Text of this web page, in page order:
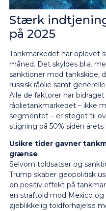
Stærk
på 2025
Tankmarkedet har oplevet
måned. Det skyldes bl.a.
sanktioner mod tankskibe,
russisk råolie samt
Alle de faktorer har
råolietankmarkedet – ikke
segmentet – er steget til
stigning på 50% siden årets
Usikre tider gavner
grænse
Selvom toldsatser og
Trump skaber geopolitisk
en positiv effekt på
en straftold mod Mexico og
øjeblikkelig toldforhøjelse